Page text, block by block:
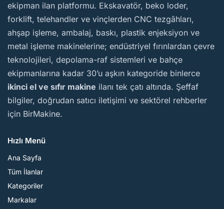
ekipman ilan platformu. Ekskavatör, beko loder,
forklift, telehandler ve vinçlerden CNC tezgâhları,
ahşap işleme, ambalaj, baskı, plastik enjeksiyon ve
metal işleme makinelerine; endüstriyel fırınlardan çevre
teknolojileri, depolama-raf sistemleri ve bahçe
ekipmanlarına kadar 30’u aşkın kategoride binlerce
ikinci el ve sıfır makine ilanı tek çatı altında. Şeffaf
bilgiler, doğrudan satıcı iletişimi ve sektörel rehberler
için BirMakine.
Hızlı Menü
Ana Sayfa
Tüm İlanlar
Kategoriler
Markalar